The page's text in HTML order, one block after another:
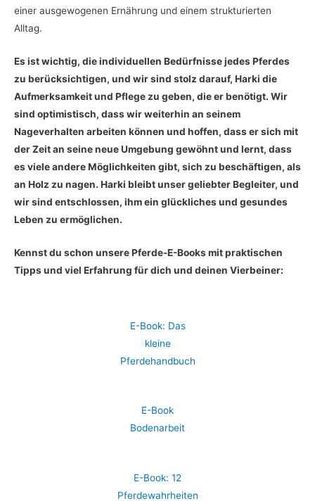
einer ausgewogenen Ernährung und einem strukturierten
Alltag.
Es ist wichtig, die individuellen Bedürfnisse jedes Pferdes
zu berücksichtigen, und wir sind stolz darauf, Harki die
Aufmerksamkeit und Pflege zu geben, die er benötigt. Wir
sind optimistisch, dass wir weiterhin an seinem
Nageverhalten arbeiten können und hoffen, dass er sich mit
der Zeit an seine neue Umgebung gewöhnt und lernt, dass
es viele andere Möglichkeiten gibt, sich zu beschäftigen, als
an Holz zu nagen. Harki bleibt unser geliebter Begleiter, und
wir sind entschlossen, ihm ein glückliches und gesundes
Leben zu ermöglichen.
Kennst du schon unsere Pferde-E-Books mit praktischen
Tipps und viel Erfahrung für dich und deinen Vierbeiner:
E-Book: Das
kleine
Pferdehandbuch
E-Book
Bodenarbeit
E-Book: 12
Pferdewahrheiten